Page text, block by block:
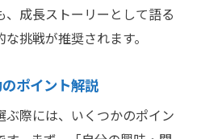
成長ストーリーとして語る
挑戦が推奨されます。
ポイント解説
際には、いくつかのポイン